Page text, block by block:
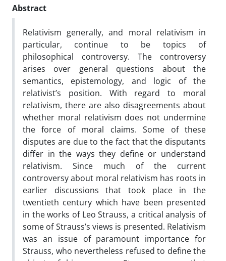
Abstract
Relativism generally, and moral relativism in
particular, continue to be topics of
philosophical controversy. The controversy
arises over general questions about the
semantics, epistemology, and logic of the
relativist’s position. With regard to moral
relativism, there are also disagreements about
whether moral relativism does not undermine
the force of moral claims. Some of these
disputes are due to the fact that the disputants
differ in the ways they define or understand
relativism. Since much of the current
controversy about moral relativism has roots in
earlier discussions that took place in the
twentieth century which have been presented
in the works of Leo Strauss, a critical analysis of
some of Strauss’s views is presented. Relativism
was an issue of paramount importance for
Strauss, who nevertheless refused to define the